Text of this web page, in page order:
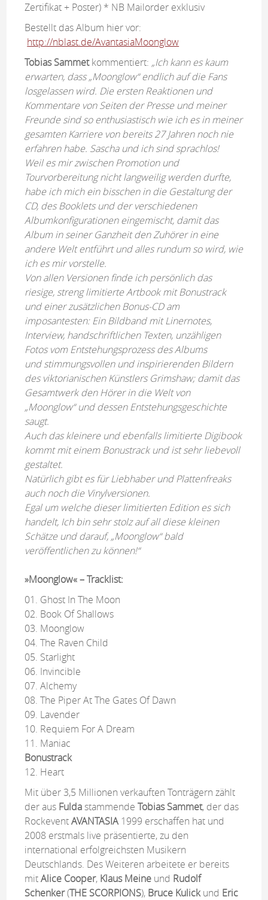
Zertifikat + Poster) * NB Mailorder exklusiv
Bestellt das Album hier vor:
http://nblast.de/AvantasiaMoonglow
Tobias Sammetkommentiert: „Ich kann es kaum
erwarten, dass „Moonglow“ endlich auf die Fans
losgelassen wird. Die ersten Reaktionen und
Kommentare von Seiten der Presse und meiner
Freunde sind so enthusiastisch wie ich es in meiner
gesamten Karriere von bereits 27 Jahren noch nie
erfahren habe. Sascha und ich sind sprachlos!
Weil es mir zwischen Promotion und
Tourvorbereitung nicht langweilig werden durfte,
habe ich mich ein bisschen in die Gestaltung der
CD, des Booklets und der verschiedenen
Albumkonfigurationen eingemischt, damit das
Album in seiner Ganzheit den Zuhörer in eine
andere Welt entführt und alles rundum so wird, wie
ich es mir vorstelle.
Von allen Versionen finde ich persönlich das
riesige, streng limitierte Artbook mit Bonustrack
und einer zusätzlichen Bonus-CD am
imposantesten: Ein Bildband mit Linernotes,
Interview, handschriftlichen Texten, unzähligen
Fotos vom Entstehungsprozess des Albums
und stimmungsvollen und inspirierenden Bildern
des viktorianischen Künstlers Grimshaw; damit das
Gesamtwerk den Hörer in die Welt von
„Moonglow“ und dessen Entstehungsgeschichte
saugt.
Auch das kleinere und ebenfalls limitierte Digibook
kommt mit einem Bonustrack und ist sehr liebevoll
gestaltet.
Natürlich gibt es für Liebhaber und Plattenfreaks
auch noch die Vinylversionen.
Egal um welche dieser limitierten Edition es sich
handelt, Ich bin sehr stolz auf all diese kleinen
Schätze und darauf, „Moonglow“ bald
veröffentlichen zu können!“
»Moonglow« – Tracklist:
01. Ghost In The Moon
02. Book Of Shallows
03. Moonglow
04. The Raven Child
05. Starlight
06. Invincible
07. Alchemy
08. The Piper At The Gates Of Dawn
09. Lavender
10. Requiem For A Dream
11. Maniac
Bonustrack
12. Heart
Mit über 3,5 Millionen verkauften Tonträgern zählt
der aus FuldastammendeTobias Sammet, der das
RockeventAVANTASIA1999 erschaffen hat und
2008 erstmals live präsentierte, zu den
international erfolgreichsten Musikern
Deutschlands. Des Weiteren arbeitete er bereits
mitAlice Cooper, Klaus Meine und Rudolf
Schenker(THE SCORPIONS), Bruce Kulickund Eric